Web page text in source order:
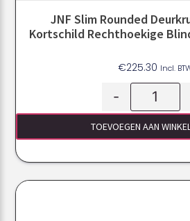
JNF Slim Rounded
Kortschild Rechthoekige
€225.30 Incl.
-
TOEVOEGEN AAN